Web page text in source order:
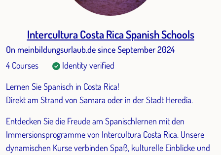
Intercultura Costa Rica Spanish Schools
On meinbildungsurlaub.de since September 2024
4 Courses
Identity verified
Lernen Sie Spanisch in Costa Rica!
Direkt am Strand von Samara oder in der Stadt Heredia.
Entdecken Sie die Freude am Spanischlernen mit den
Immersionsprogramme von Intercultura Costa Rica. Unsere
dynamischen Kurse verbinden Spaß, kulturelle Einblicke und